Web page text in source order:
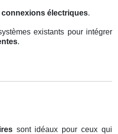
connexions électriques.
existants pour intégrer
.
sont idéaux pour ceux qui